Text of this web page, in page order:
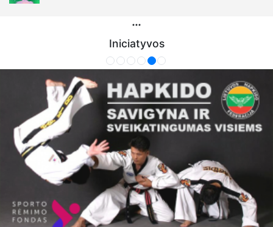
Iniciatyvos